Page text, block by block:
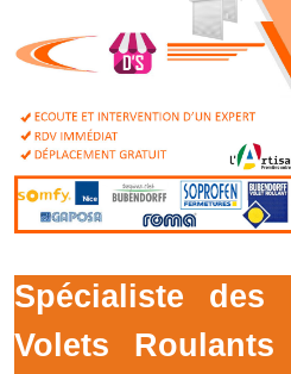
Spécialiste des
Volets